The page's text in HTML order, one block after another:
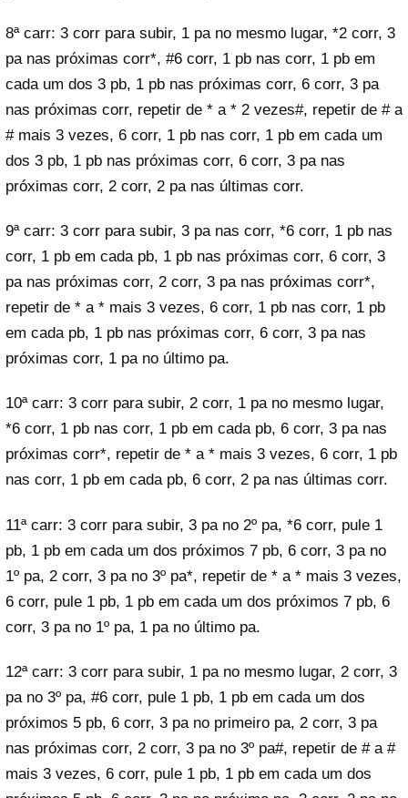
8ª carr: 3 corr para subir, 1 pa no mesmo lugar, *2 corr, 3
pa nas próximas corr*, #6 corr, 1 pb nas corr, 1 pb em
cada um dos 3 pb, 1 pb nas próximas corr, 6 corr, 3 pa
nas próximas corr, repetir de * a * 2 vezes#, repetir de # a
# mais 3 vezes, 6 corr, 1 pb nas corr, 1 pb em cada um
dos 3 pb, 1 pb nas próximas corr, 6 corr, 3 pa nas
próximas corr, 2 corr, 2 pa nas últimas corr.
9ª carr: 3 corr para subir, 3 pa nas corr, *6 corr, 1 pb nas
corr, 1 pb em cada pb, 1 pb nas próximas corr, 6 corr, 3
pa nas próximas corr, 2 corr, 3 pa nas próximas corr*,
repetir de * a * mais 3 vezes, 6 corr, 1 pb nas corr, 1 pb
em cada pb, 1 pb nas próximas corr, 6 corr, 3 pa nas
próximas corr, 1 pa no último pa.
10ª carr: 3 corr para subir, 2 corr, 1 pa no mesmo lugar,
*6 corr, 1 pb nas corr, 1 pb em cada pb, 6 corr, 3 pa nas
próximas corr*, repetir de * a * mais 3 vezes, 6 corr, 1 pb
nas corr, 1 pb em cada pb, 6 corr, 2 pa nas últimas corr.
11ª carr: 3 corr para subir, 3 pa no 2º pa, *6 corr, pule 1
pb, 1 pb em cada um dos próximos 7 pb, 6 corr, 3 pa no
1º pa, 2 corr, 3 pa no 3º pa*, repetir de * a * mais 3 vezes,
6 corr, pule 1 pb, 1 pb em cada um dos próximos 7 pb, 6
corr, 3 pa no 1º pa, 1 pa no último pa.
12ª carr: 3 corr para subir, 1 pa no mesmo lugar, 2 corr, 3
pa no 3º pa, #6 corr, pule 1 pb, 1 pb em cada um dos
próximos 5 pb, 6 corr, 3 pa no primeiro pa, 2 corr, 3 pa
nas próximas corr, 2 corr, 3 pa no 3º pa#, repetir de # a #
mais 3 vezes, 6 corr, pule 1 pb, 1 pb em cada um dos